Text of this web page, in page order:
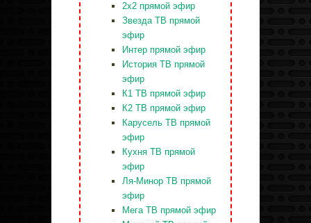
2x2 прямой эфир
Звезда ТВ прямой
эфир
Интер прямой эфир
История ТВ прямой
эфир
К1 ТВ прямой эфир
К2 ТВ прямой эфир
Карусель ТВ прямой
эфир
Кухня ТВ прямой
эфир
Ля-Минор ТВ прямой
эфир
Мега ТВ прямой эфир